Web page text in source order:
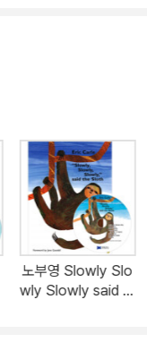
노부영 Slowly Slo
wly Slowly said th